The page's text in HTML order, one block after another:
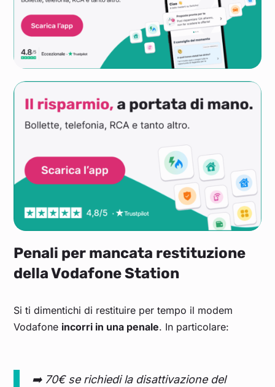
Penali per mancata restituzione
della Vodafone Station
Si ti dimentichi di restituire per tempo il modem
Vodafone incorri in una penale. In particolare:
➡️ 70€ se richiedi la disattivazione del